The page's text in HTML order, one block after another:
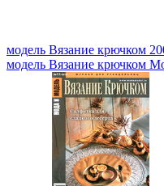
модель Вязание крючком
модель Вязание крючком